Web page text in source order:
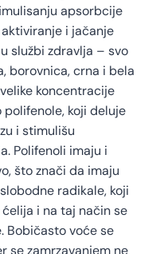
apsorbcije
i jačanje
službi zdravlja – svo
borovnica, crna i bela
koncentracije
koji deluje
i stimulišu
Polifenoli imaju i
što znači da imaju
radikale, koji
i na taj način se
Bobičasto voće se
se zamrzavanjem ne